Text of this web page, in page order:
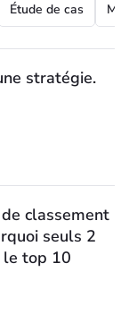
Étude de cas
stratégie.
classement
seuls 2
le top 10